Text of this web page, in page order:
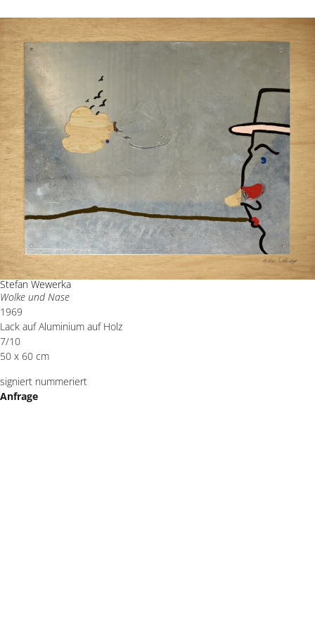
Stefan Wewerka
Wolke und Nase
1969
Lack auf Aluminium auf Holz
7/10
50 x 60 cm
signiert nummeriert
Anfrage